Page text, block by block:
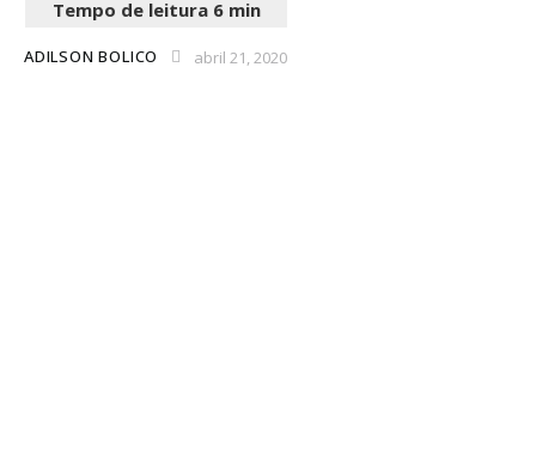
ADILSON BOLICO abril 21, 2020